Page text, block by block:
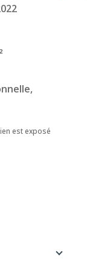
est exposé